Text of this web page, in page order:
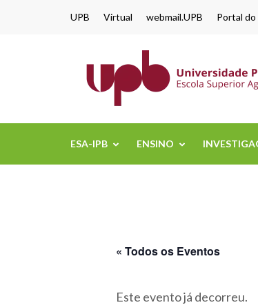
UPB Virtual webmail.UPB Portal
ESA-IPB ENSINO
« Todos os Eventos
Este evento já decorreu.